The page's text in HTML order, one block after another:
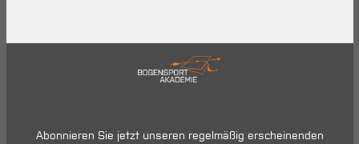
Abonnieren Sie jetzt unseren regelmäßig erscheinenden